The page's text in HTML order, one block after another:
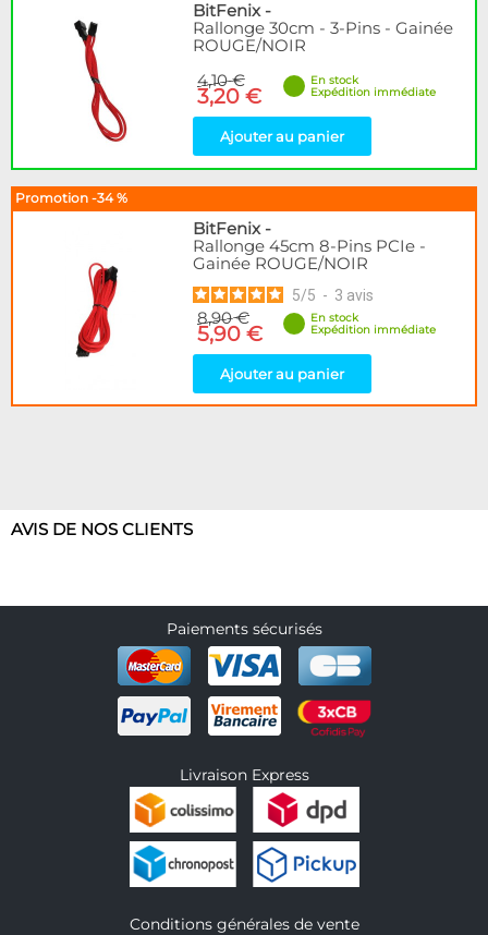
BitFenix-
Rallonge 30cm - 3-Pins - Gainée
ROUGE/NOIR
4,10 €
3,20 €
En stock
Expédition immédiate
Ajouter au panier
Promotion -34 %
BitFenix-
Rallonge 45cm 8-Pins PCIe -
Gainée ROUGE/NOIR
5/5 - 3 avis
8,90 €
5,90 €
En stock
Expédition immédiate
Ajouter au panier
AVIS DE NOS CLIENTS
Paiements sécurisés
Livraison Express
Conditions générales de vente